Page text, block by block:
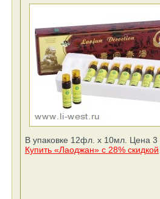
В упаковке 12фл. x 10мл. Цена 3
Купить «Лаоджан» с 28% скидкой